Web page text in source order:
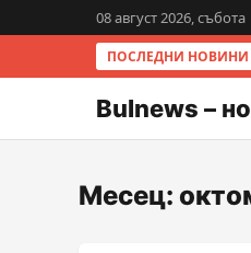
08 август 2026, събота
ПОСЛЕДНИ НОВИНИ
Bulnews –
Месец: